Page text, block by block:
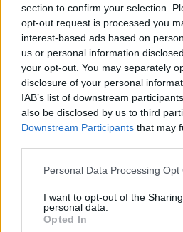
section to confirm your selection.
opt-out request is processed you
interest-based ads based on
us or personal information
your opt-out. You may separately
disclosure of your personal
IAB’s list of downstream
also be disclosed by us to third
Downstream Participants that may
Personal Data Processing Opt
I want to opt-out of the
personal data.
Opted In
Minősítés
Hogyan lehet
kutyabarát